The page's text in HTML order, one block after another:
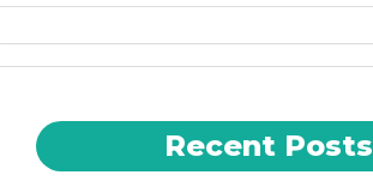
Recent Posts